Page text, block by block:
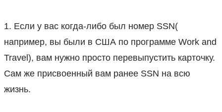
1. Если у вас когда-либо был номер SSN(
например, вы были в США по программе Work and
Travel), вам нужно просто перевыпустить карточку.
Сам же присвоенный вам ранее SSN на всю
жизнь.